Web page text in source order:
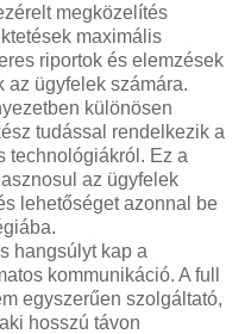
megközelítés
maximális
riportok és elemzések
az ügyfelek számára.
különösen
tudással rendelkezik a
technológiákról. Ez a
az ügyfelek
lehetőséget azonnal be
hangsúlyt kap a
kommunikáció. A full
egyszerűen szolgáltató,
hosszú távon